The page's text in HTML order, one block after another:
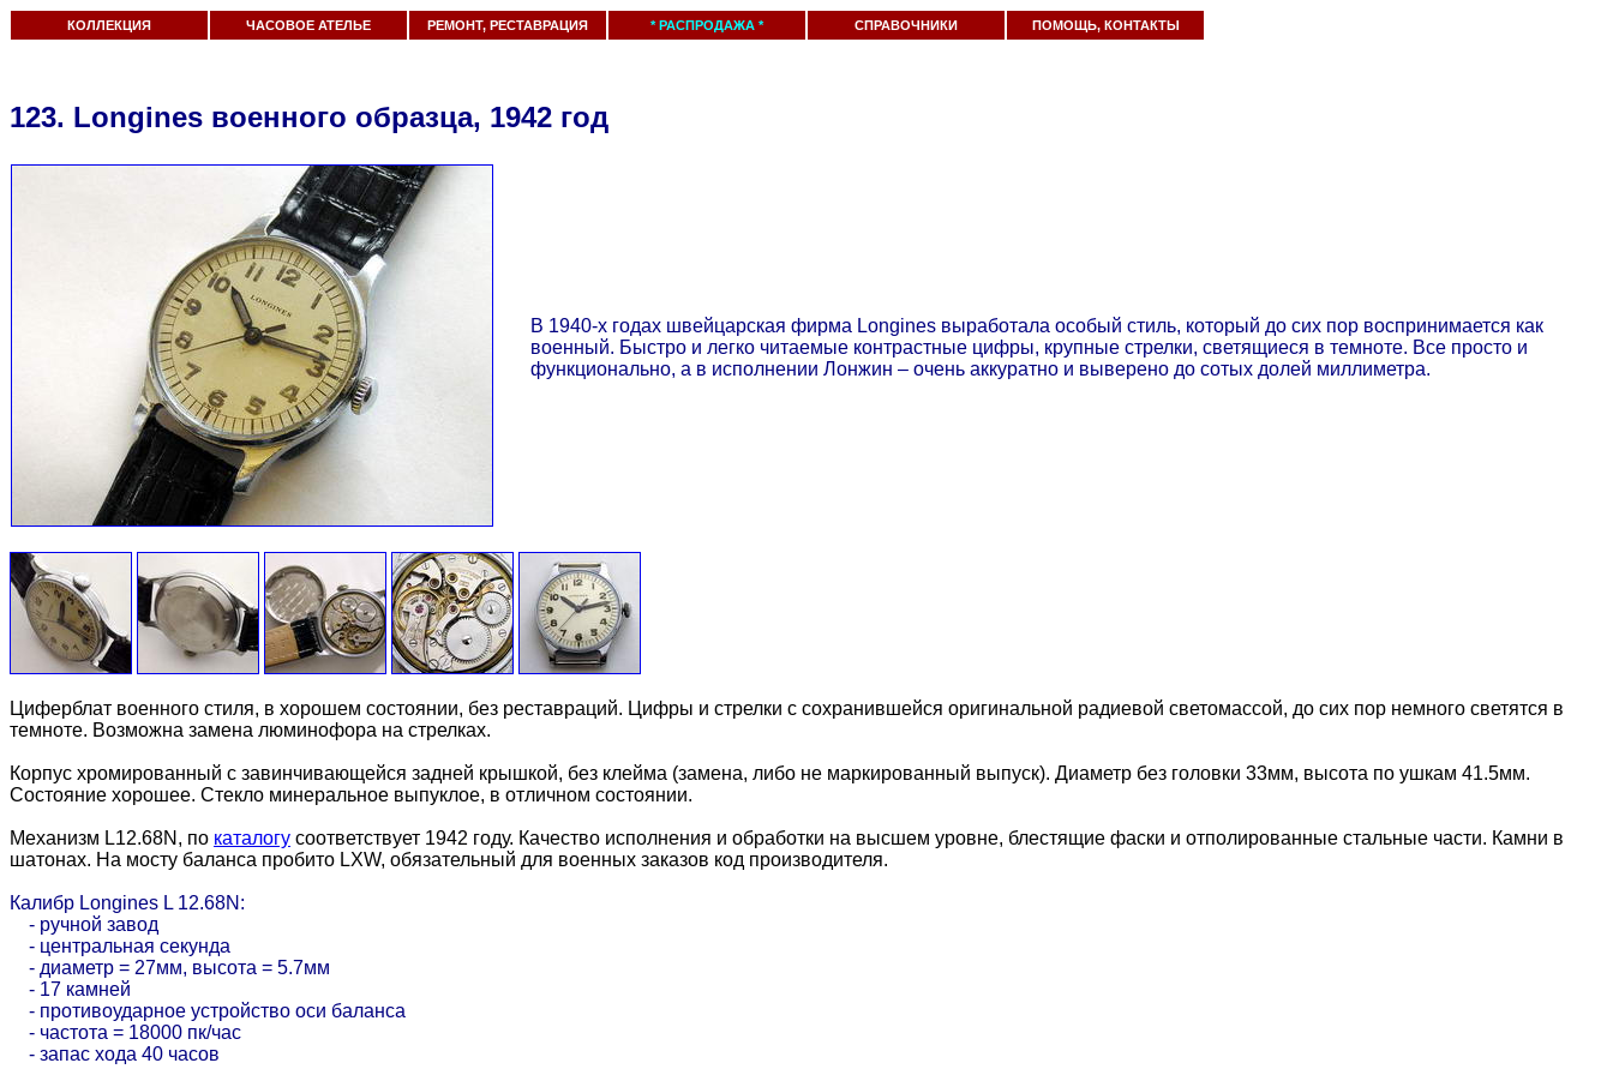
КОЛЛЕКЦИЯ ЧАСОВОЕ АТЕЛЬЕ РЕМОНТ, РЕСТАВРАЦИЯ * РАСПРОДАЖА * СПРАВОЧНИКИ ПОМОЩЬ, КОНТАКТЫ
123. Longines военного образца, 1942 год
В 1940-х годах швейцарская фирма Longines выработала особый стиль, который до сих пор воспринимается как
военный. Быстро и легко читаемые контрастные цифры, крупные стрелки, светящиеся в темноте. Все просто и
функционально, а в исполнении Лонжин – очень аккуратно и выверено до сотых долей миллиметра.
Циферблат военного стиля, в хорошем состоянии, без реставраций. Цифры и стрелки с сохранившейся оригинальной радиевой светомассой, до сих пор немного светятся в
темноте. Возможна замена люминофора на стрелках.
Корпус хромированный с завинчивающейся задней крышкой, без клейма (замена, либо не маркированный выпуск). Диаметр без головки 33мм, высота по ушкам 41.5мм.
Состояние хорошее. Стекло минеральное выпуклое, в отличном состоянии.
Механизм L12.68N, по каталогу соответствует 1942 году. Качество исполнения и обработки на высшем уровне, блестящие фаски и отполированные стальные части. Камни в
шатонах. На мосту баланса пробито LXW, обязательный для военных заказов код производителя.
Калибр Longines L 12.68N:
- ручной завод
- центральная секунда
- диаметр = 27мм, высота = 5.7мм
- 17 камней
- противоударное устройство оси баланса
- частота = 18000 пк/час
- запас хода 40 часов